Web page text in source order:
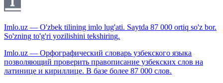
Imlo.uz — O'zbek tilining imlo lug'ati. Saytda 87 000 ortiq so'z bor.
So'zning to'g'ri yozilishini tekshiring.
Imlo.uz — Орфографический словарь узбекского языка
позволяющий проверить правописание узбекских слов на
латинице и кириллице. В базе более 87 000 слов.